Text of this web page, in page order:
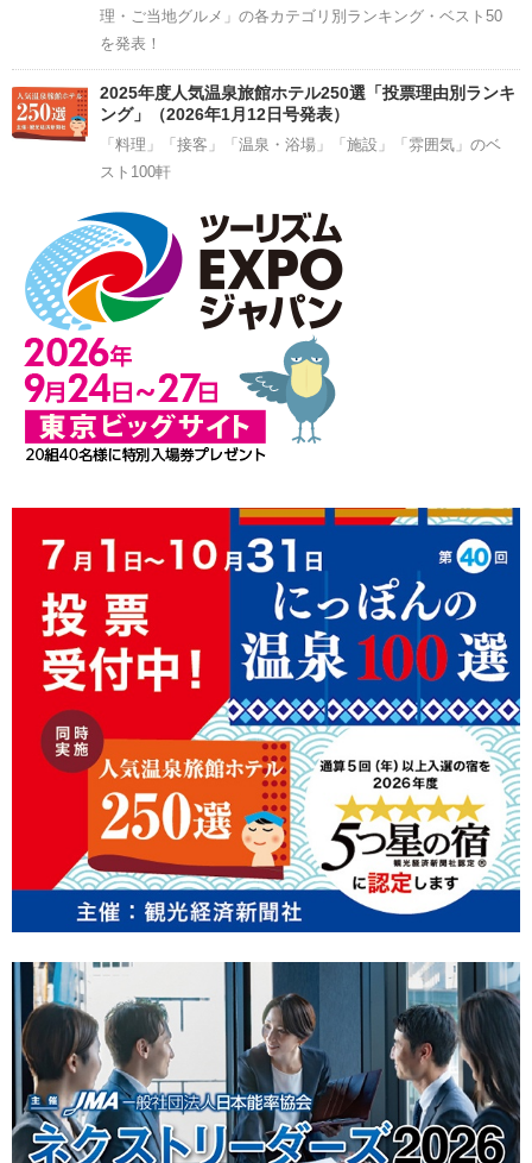
理・ご当地グルメ」の各カテゴリ別ランキング・ベスト50
を発表！
2025年度人気温泉旅館ホテル250選「投票理由別ランキ
ング」（2026年1月12日号発表）
「料理」「接客」「温泉・浴場」「施設」「雰囲気」のベ
スト100軒